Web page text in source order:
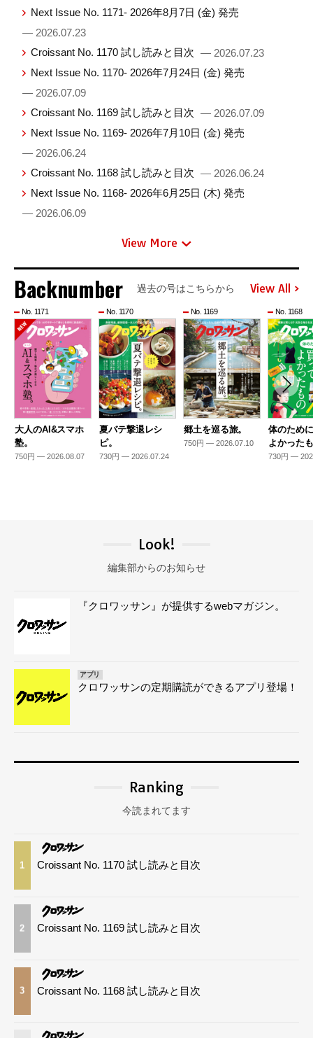
Next Issue No. 1171- 2026年8月7日 (金) 発売
— 2026.07.23
Croissant No. 1170 試し読みと目次 — 2026.07.23
Next Issue No. 1170- 2026年7月24日 (金) 発売
— 2026.07.09
Croissant No. 1169 試し読みと目次 — 2026.07.09
Next Issue No. 1169- 2026年7月10日 (金) 発売
— 2026.06.24
Croissant No. 1168 試し読みと目次 — 2026.06.24
Next Issue No. 1168- 2026年6月25日 (木) 発売
— 2026.06.09
View More
Backnumber 過去の号はこちらから View All
No. 1171
大人のAI&スマホ
塾。
750円 — 2026.08.07
No. 1170
夏バテ撃退レシ
ピ。
730円 — 2026.07.24
No. 1169
郷土を巡る旅。
750円 — 2026.07.10
No. 1168
体のため
よかった
730円 —
Look!
編集部からのお知らせ
『クロワッサン』が提供するwebマガジン。
アプリ
クロワッサンの定期購読ができるアプリ登場！
Ranking
今読まれてます
1 Croissant No. 1170 試し読みと目次
2 Croissant No. 1169 試し読みと目次
3 Croissant No. 1168 試し読みと目次